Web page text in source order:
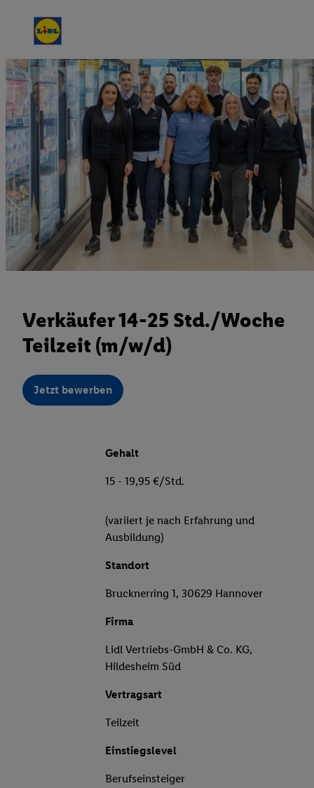
Verkäufer 14-25 Std./Woche
Teilzeit (m/w/d)
Jetzt bewerben
Gehalt
15 - 19,95 €/Std.
(variiert je nach Erfahrung und
Ausbildung)
Standort
Brucknerring 1, 30629 Hannover
Firma
Lidl Vertriebs-GmbH & Co. KG,
Hildesheim Süd
Vertragsart
Teilzeit
Einstiegslevel
Berufseinsteiger